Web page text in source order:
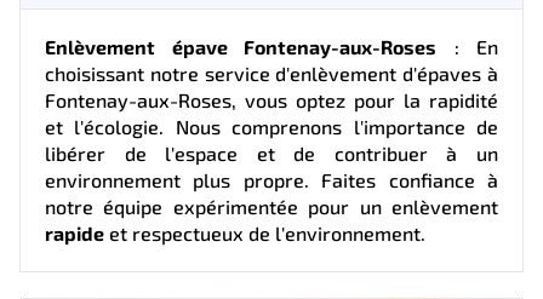
Enlèvement épave Fontenay-aux-Roses : En
choisissant notre service d'enlèvement d'épaves à
Fontenay-aux-Roses, vous optez pour la rapidité
et l'écologie. Nous comprenons l'importance de
libérer de l'espace et de contribuer à un
environnement plus propre. Faites confiance à
notre équipe expérimentée pour un enlèvement
rapide et respectueux de l'environnement.